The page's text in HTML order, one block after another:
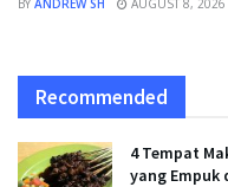
BY ANDREW SH AUGUST 8, 2026
Recommended
4 Tempat
yang Empuk